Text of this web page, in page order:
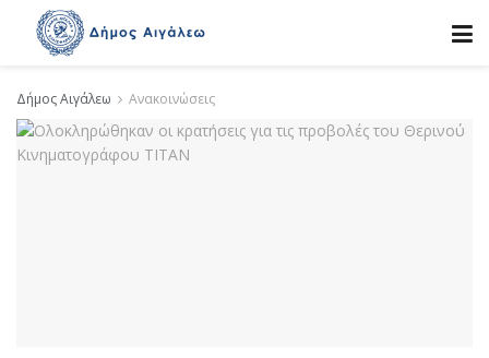
Δήμος Αιγάλεω Ανακοινώσεις